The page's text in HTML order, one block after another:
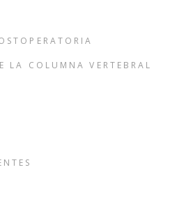
LA COLUMNA VERTEBRAL